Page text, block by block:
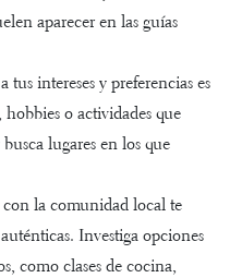
aparecer en las guías
tus intereses y preferencias es
hobbies o actividades que
lugares en los que
con la comunidad local te
Investiga opciones
como clases de cocina,